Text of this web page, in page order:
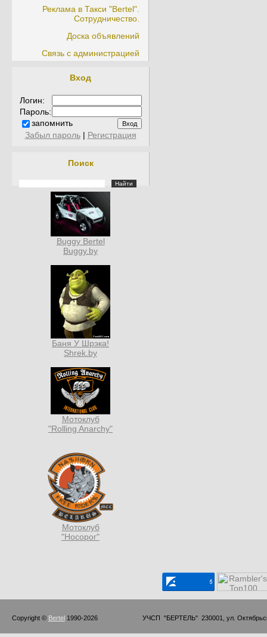
Реклама в Такси "Bertel".
Сотрудничество.
Доска объявлений
Связь с администрацией
Вход
Логин:
Пароль:
запомнить
Забыл пароль| Регистрация
Поиск
Buggy Bertel
Buggy.by
Баня У Шрэка!
Shrek.by
Мотоклуб
"Rolling Anarchy"
Мотоклуб
"Носорог"
Copyright © Bertel 1990-2026                         УЧСП  "БЕРТЕЛЬ"  230001, ул.